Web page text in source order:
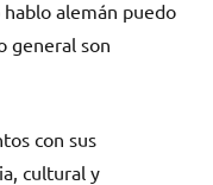
alemán puedo
general son
con sus
cultural y